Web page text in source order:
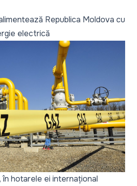
Republica Moldova cu
electrică
în hotarele ei internațional